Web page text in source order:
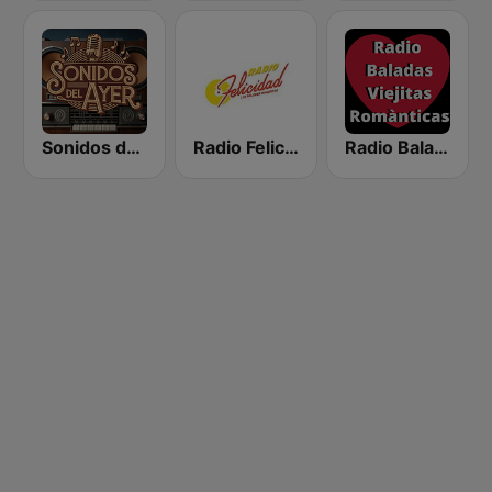
Sonidos del Ayer Radio Felicidad 1180 AM Radio Baladas Viejitas Románticas